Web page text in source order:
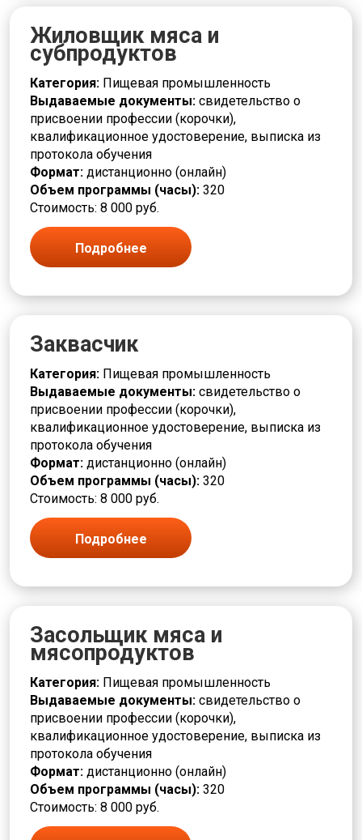
Жиловщик мяса и
субпродуктов
Категория: Пищевая промышленность
Выдаваемые документы: свидетельство о
присвоении профессии (корочки),
квалификационное удостоверение, выписка из
протокола обучения
Формат: дистанционно (онлайн)
Объем программы (часы): 320
Стоимость: 8 000 руб.
Подробнее
Заквасчик
Категория: Пищевая промышленность
Выдаваемые документы: свидетельство о
присвоении профессии (корочки),
квалификационное удостоверение, выписка из
протокола обучения
Формат: дистанционно (онлайн)
Объем программы (часы): 320
Стоимость: 8 000 руб.
Подробнее
Засольщик мяса и
мясопродуктов
Категория: Пищевая промышленность
Выдаваемые документы: свидетельство о
присвоении профессии (корочки),
квалификационное удостоверение, выписка из
протокола обучения
Формат: дистанционно (онлайн)
Объем программы (часы): 320
Стоимость: 8 000 руб.